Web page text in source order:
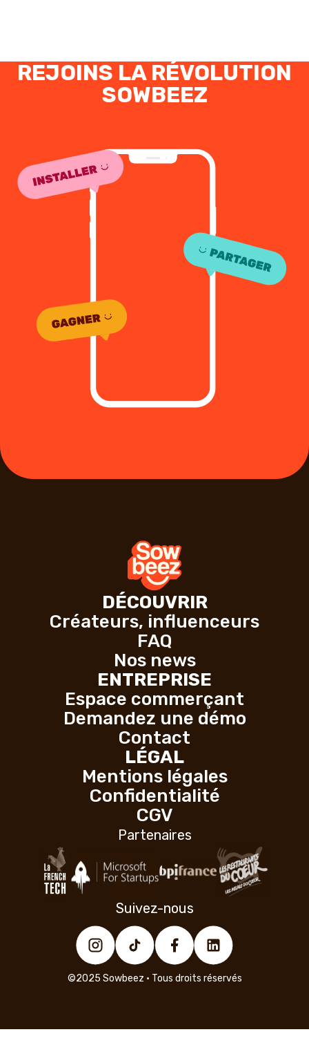
REJOINS LA RÉVOLUTION
SOWBEEZ
DÉCOUVRIR
Créateurs, influenceurs
FAQ
Nos news
ENTREPRISE
Espace commerçant
Demandez une démo
Contact
LÉGAL
Mentions légales
Confidentialité
CGV
Partenaires
Suivez-nous
©2025 Sowbeez • Tous droits réservés